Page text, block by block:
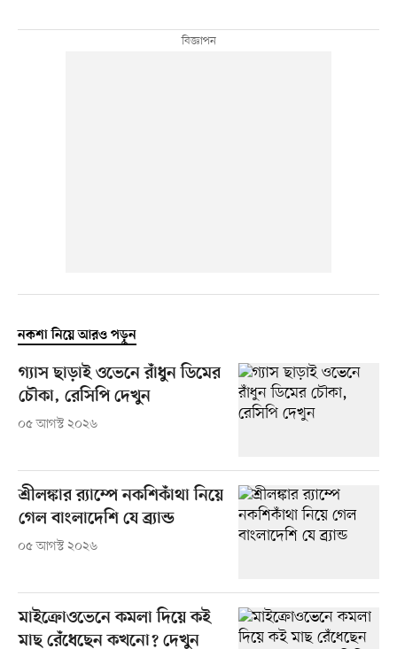
নকশা নিয়ে আরও পড়ুন
গ্যাস ছাড়াই ওভেনে রাঁধুন ডিমের
চৌকা, রেসিপি দেখুন
০৫ আগস্ট ২০২৬
শ্রীলঙ্কার র‍্যাম্পে নকশিকাঁথা নিয়ে
গেল বাংলাদেশি যে ব্র্যান্ড
০৫ আগস্ট ২০২৬
মাইক্রোওভেনে কমলা দিয়ে কই
মাছ রেঁধেছেন কখনো? দেখুন